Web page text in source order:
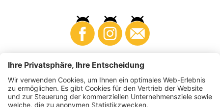
Business Produzenten